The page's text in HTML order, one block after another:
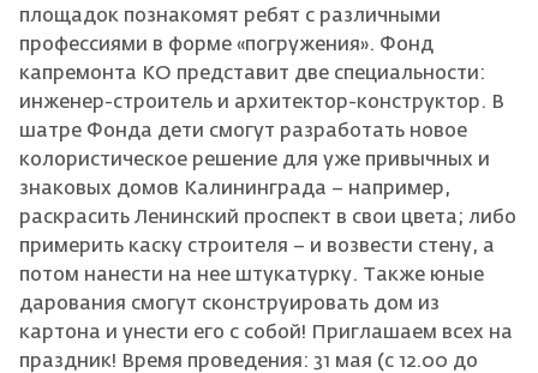
площадок познакомят ребят с различными
профессиями в форме «погружения». Фонд
капремонта КО представит две специальности:
инженер-строитель и архитектор-конструктор. В
шатре Фонда дети смогут разработать новое
колористическое решение для уже привычных и
знаковых домов Калининграда – например,
раскрасить Ленинский проспект в свои цвета; либо
примерить каску строителя – и возвести стену, а
потом нанести на нее штукатурку. Также юные
дарования смогут сконструировать дом из
картона и унести его с собой! Приглашаем всех на
праздник! Время проведения: 31 мая (с 12.00 до